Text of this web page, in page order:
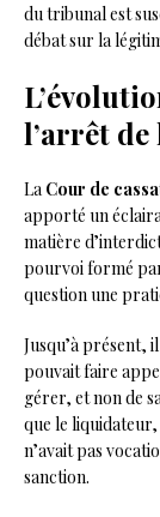
du tribunal est
débat sur la
l’arrêt de
La Cour de
apporté un
matière
pourvoi formé
question une
Jusqu’à présent,
pouvait faire
gérer, et non de
que le
n’avait pas
sanction.